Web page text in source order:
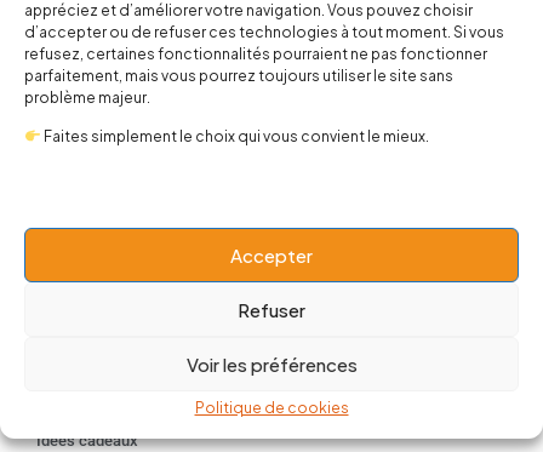
appréciez et d’améliorer votre navigation. Vous pouvez choisir
d’accepter ou de refuser ces technologies à tout moment. Si vous
refusez, certaines fonctionnalités pourraient ne pas fonctionner
parfaitement, mais vous pourrez toujours utiliser le site sans
problème majeur.
Faites simplement le choix qui vous convient le mieux.
Accepter
Refuser
Voir les préférences
Politique de cookies
+33 01 64 62 14 89
Follow us
Boutique
Idées cadeaux